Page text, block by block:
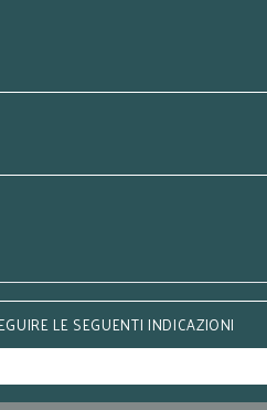
LE SEGUENTI INDICAZIONI